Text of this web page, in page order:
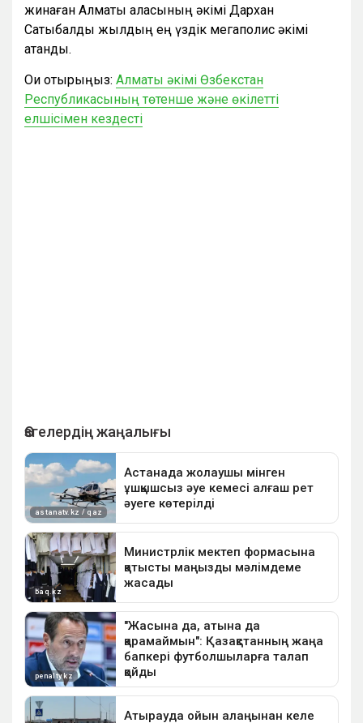
жинаған Алматы қаласының әкімі Дархан
Сатыбалды жылдың ең үздік мегаполис әкімі
атанды.
Оқи отырыңыз: Алматы әкімі Өзбекстан
Республикасының төтенше және өкілетті
елшісімен кездесті